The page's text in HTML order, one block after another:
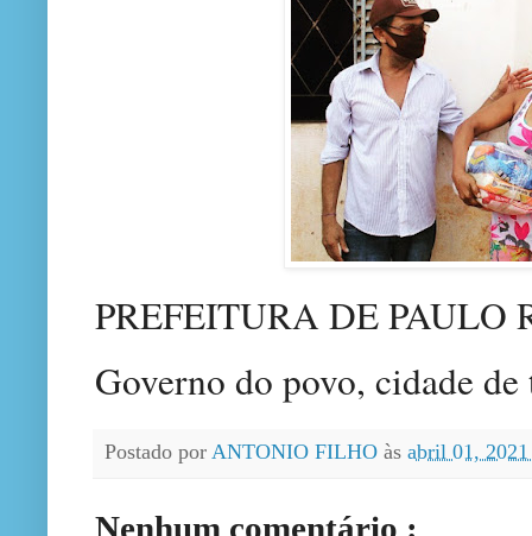
PREFEITURA DE PAULO
Governo do povo, cidade de
Postado por ANTONIO FILHO às abril 01,
Nenhum comentário :